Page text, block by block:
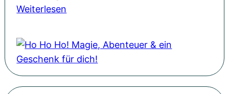
a
f
Y
e
i
m
F
U
a
d
e
Weiterlesen
H
o
H